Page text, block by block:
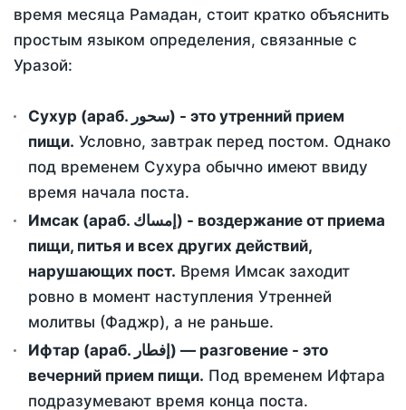
время месяца Рамадан, стоит кратко объяснить
простым языком определения, связанные с
Уразой:
Сухур (араб. سحور) - это утренний прием
пищи. Условно, завтрак перед постом. Однако
под временем Сухура обычно имеют ввиду
время начала поста.
Имсак (араб. إمساك) - воздержание от приема
пищи, питья и всех других действий,
нарушающих пост. Время Имсак заходит
ровно в момент наступления Утренней
молитвы (Фаджр), а не раньше.
Ифтар (араб. إفطار) — разговение - это
вечерний прием пищи. Под временем Ифтара
подразумевают время конца поста.